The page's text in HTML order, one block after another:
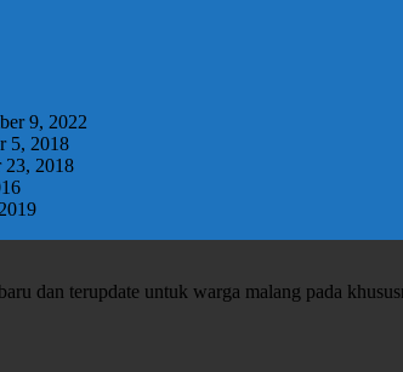
9, 2022
5, 2018
23, 2018
dan terupdate untuk warga malang pada